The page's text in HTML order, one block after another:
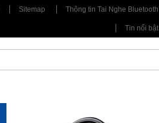
Sitemap Thông tin Tai Nghe Bluetooth
Tin nổi bật